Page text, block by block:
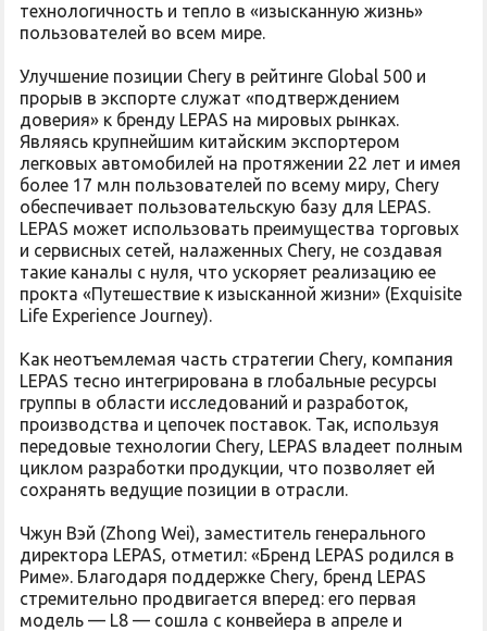
технологичность и тепло в «изысканную жизнь»
пользователей во всем мире.
Улучшение позиции Chery в рейтинге Global 500 и
прорыв в экспорте служат «подтверждением
доверия» к бренду LEPAS на мировых рынках.
Являясь крупнейшим китайским экспортером
легковых автомобилей на протяжении 22 лет и имея
более 17 млн пользователей по всему миру, Chery
обеспечивает пользовательскую базу для LEPAS.
LEPAS может использовать преимущества торговых
и сервисных сетей, налаженных Chery, не создавая
такие каналы с нуля, что ускоряет реализацию ее
прокта «Путешествие к изысканной жизни» (Exquisite
Life Experience Journey).
Как неотъемлемая часть стратегии Chery, компания
LEPAS тесно интегрирована в глобальные ресурсы
группы в области исследований и разработок,
производства и цепочек поставок. Так, используя
передовые технологии Chery, LEPAS владеет полным
циклом разработки продукции, что позволяет ей
сохранять ведущие позиции в отрасли.
Чжун Вэй (Zhong Wei), заместитель генерального
директора LEPAS, отметил: «Бренд LEPAS родился в
Риме». Благодаря поддержке Chery, бренд LEPAS
стремительно продвигается вперед: его первая
модель — L8 — сошла с конвейера в апреле и